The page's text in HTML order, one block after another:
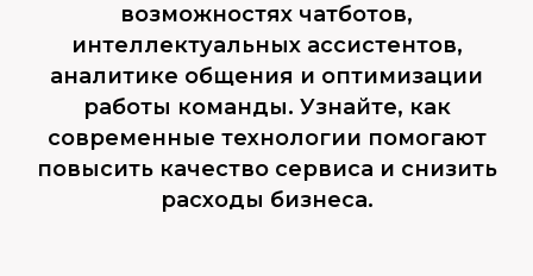
возможностях чатботов,
интеллектуальных ассистентов,
аналитике общения и оптимизации
работы команды. Узнайте, как
современные технологии помогают
повысить качество сервиса и снизить
расходы бизнеса.